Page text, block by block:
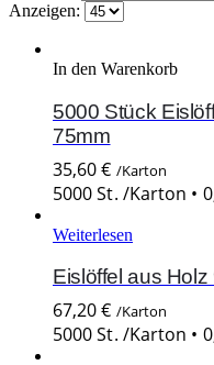
Anzeigen:
In den Warenkorb
5000 Stück
75mm
35,60€ /Karton
5000 St. /Karton •
Weiterlesen
Eislöffel aus Holz
67,20€ /Karton
5000 St. /Karton •